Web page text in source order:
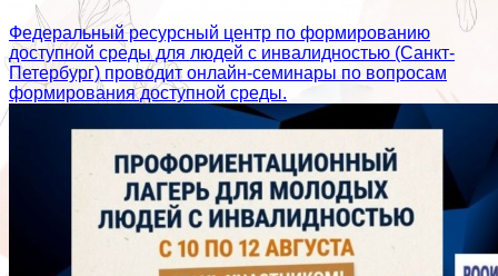
Федеральный ресурсный центр по формированию
доступной среды для людей с инвалидностью (Санкт-
Петербург) проводит онлайн-семинары по вопросам
формирования доступной среды.